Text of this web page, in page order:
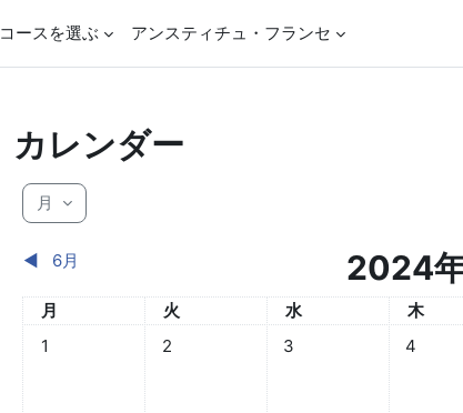
コースを選ぶ アンスティチュ・フランセ
カレンダー
月
◀︎ 6月 2024
月曜日
月 火曜日
火 水曜日
水 木曜日
木
イベントなし 2024年 07月 1日
1 イベントなし 2024年 07月 2日
2 イベントなし 2024年 07
3 イベン
4